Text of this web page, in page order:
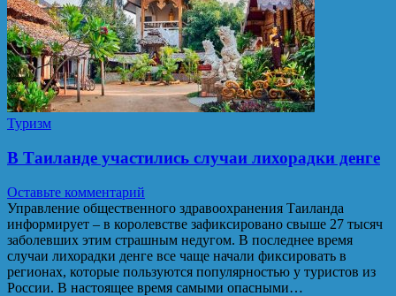
Туризм
В Таиланде участились случаи лихорадки денге
Оставьте комментарий
Управление общественного здравоохранения Таиланда
информирует – в королевстве зафиксировано свыше 27 тысяч
заболевших этим страшным недугом. В последнее время
случаи лихорадки денге все чаще начали фиксировать в
регионах, которые пользуются популярностью у туристов из
России. В настоящее время самыми опасными…